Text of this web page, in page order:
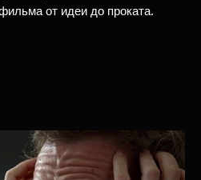
от идеи до проката.